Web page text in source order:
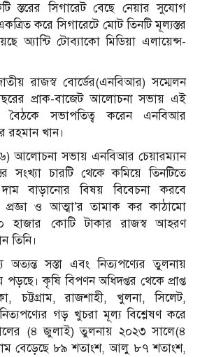
স্তরের সিগারেট বেছে নেয়ার সুযোগ
করে সিগারেটে মোট তিনটি মূল্যস্তর
অ্যান্টি টোব্যাকো মিডিয়া এলায়েন্স-
রাজস্ব বোর্ডের(এনবিআর) সম্মেলন
প্রাক-বাজেট আলোচনা সভায় এই
বৈঠকে সভাপতিত্ব করেন এনবিআর
রহমান খান।
আলোচনা সভায় এনবিআর চেয়ারম্যান
সংখ্যা চারটি থেকে কমিয়ে তিনটিতে
বাড়ানোর বিষয় বিবেচনা করবে
প্রজ্ঞা ও আত্মা’র তামাক কর কাঠামো
হাজার কোটি টাকার রাজস্ব আহরণ
তিনি।
অত্যন্ত সস্তা এবং নিত্যপণ্যের তুলনায়
কৃষি বিপণন অধিদপ্তর থেকে প্রাপ্ত
চট্টগ্রাম, রাজশাহী, খুলনা, সিলেট,
গড় খুচরা মূল্য বিশ্লেষণ করে
(৪ জুলাই) তুলনায় ২০২৩ সালে(৪
বেড়েছে ৮৯ শতাংশ, আলু ৮৭ শতাংশ,